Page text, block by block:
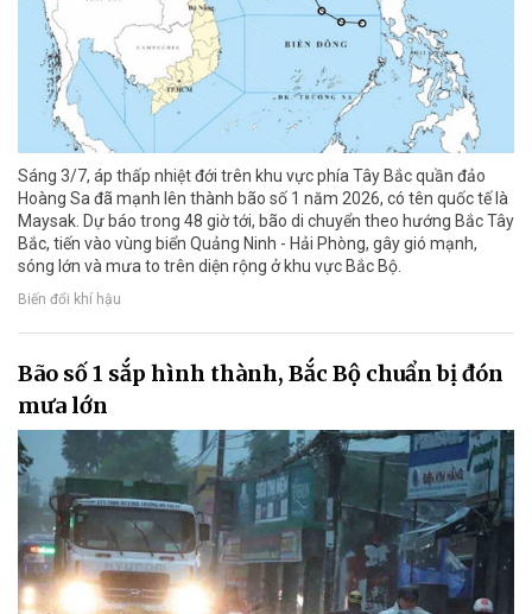
Sáng 3/7, áp thấp nhiệt đới trên khu vực phía Tây Bắc quần đảo
Hoàng Sa đã mạnh lên thành bão số 1 năm 2026, có tên quốc tế là
Maysak. Dự báo trong 48 giờ tới, bão di chuyển theo hướng Bắc Tây
Bắc, tiến vào vùng biển Quảng Ninh - Hải Phòng, gây gió mạnh,
sóng lớn và mưa to trên diện rộng ở khu vực Bắc Bộ.
Biến đổi khí hậu
Bão số 1 sắp hình thành, Bắc Bộ chuẩn bị đón
mưa lớn